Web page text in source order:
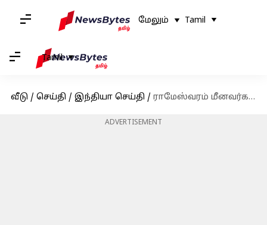
மேலும் Tamil
Tamil
வீடு / செய்தி / இந்தியா செய்தி / ராமேஸ்வரம் மீனவர்கள் 9 பேரினை கைது செய்த இலங்கை கடற்படை
ADVERTISEMENT